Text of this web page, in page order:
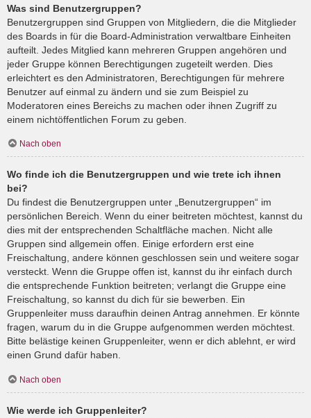
Was sind Benutzergruppen?
Benutzergruppen sind Gruppen von Mitgliedern, die die Mitglieder
des Boards in für die Board-Administration verwaltbare Einheiten
aufteilt. Jedes Mitglied kann mehreren Gruppen angehören und
jeder Gruppe können Berechtigungen zugeteilt werden. Dies
erleichtert es den Administratoren, Berechtigungen für mehrere
Benutzer auf einmal zu ändern und sie zum Beispiel zu
Moderatoren eines Bereichs zu machen oder ihnen Zugriff zu
einem nichtöffentlichen Forum zu geben.
Nach oben
Wo finde ich die Benutzergruppen und wie trete ich ihnen
bei?
Du findest die Benutzergruppen unter „Benutzergruppen“ im
persönlichen Bereich. Wenn du einer beitreten möchtest, kannst du
dies mit der entsprechenden Schaltfläche machen. Nicht alle
Gruppen sind allgemein offen. Einige erfordern erst eine
Freischaltung, andere können geschlossen sein und weitere sogar
versteckt. Wenn die Gruppe offen ist, kannst du ihr einfach durch
die entsprechende Funktion beitreten; verlangt die Gruppe eine
Freischaltung, so kannst du dich für sie bewerben. Ein
Gruppenleiter muss daraufhin deinen Antrag annehmen. Er könnte
fragen, warum du in die Gruppe aufgenommen werden möchtest.
Bitte belästige keinen Gruppenleiter, wenn er dich ablehnt, er wird
einen Grund dafür haben.
Nach oben
Wie werde ich Gruppenleiter?